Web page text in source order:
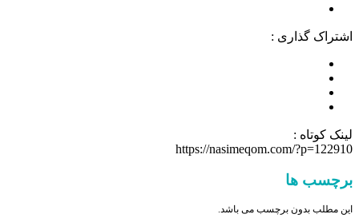
اشتراک گذاری :
لینک کوتاه :
https://nasimeqom.com/?p=122910
برچسب ها
این مطلب بدون برچسب می باشد.